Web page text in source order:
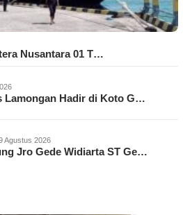
Nusantara 01 T…
Lamongan Hadir di Koto G…
Agustus 2026
Jro Gede Widiarta ST Ge…